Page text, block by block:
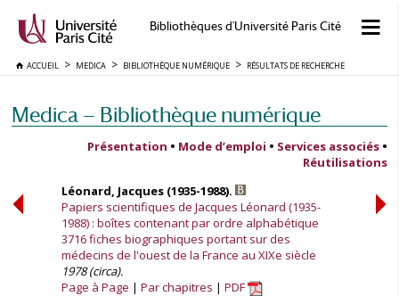
Bibliothèques d'Université Paris Cité
ACCUEIL MEDICA BIBLIOTHÈQUE NUMÉRIQUE RÉSULTATS DE RECHERCHE
Medica — Bibliothèque numérique
Présentation • Mode d’emploi • Services associés •
Réutilisations
Léonard, Jacques (1935-1988).
Papiers scientifiques de Jacques Léonard (1935-
1988) : boîtes contenant par ordre alphabétique
3716 fiches biographiques portant sur des
médecins de l'ouest de la France au XIXe siècle
1978 (circa).
Page à Page
Par chapitres PDF